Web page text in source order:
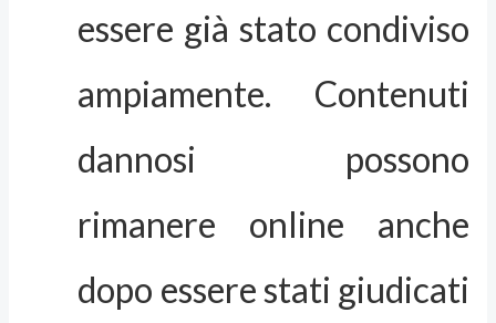
essere già stato condiviso
ampiamente. Contenuti
dannosi possono
rimanere online anche
dopo essere stati giudicati